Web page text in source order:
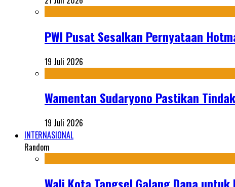
PWI Pusat Sesalkan Pernyataan
19 Juli 2026
Wamentan Sudaryono Pastikan
19 Juli 2026
INTERNASIONAL
Random